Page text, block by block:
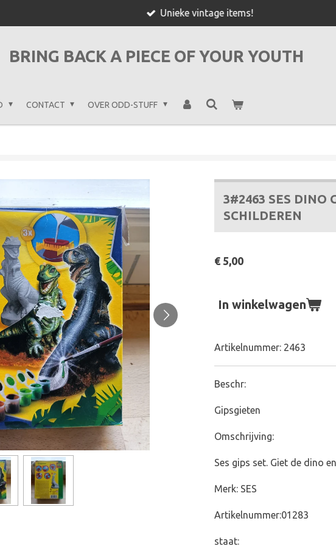
Unieke vintage items!
BRING BACK A PIECE OF YOUR YOUTH
CONTACT OVER ODD-STUFF
3#2463 SES DINO
SCHILDEREN
€ 5,00
In winkelwagen
Artikelnummer: 2463
Beschr:
Gipsgieten
Omschrijving:
Ses gips set. Giet de dino
Merk: SES
Artikelnummer:01283
staat: